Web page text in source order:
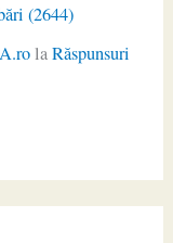
(2644)
laRăspunsuri